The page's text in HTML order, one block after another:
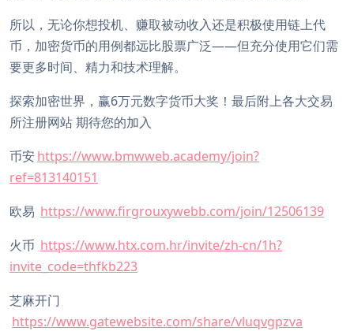
所以，无论你想投机、赚取被动收入还是积极使用链上代
币，加密货币的用例都远比股票广泛——但充分使用它们需
要更多时间、精力和技术理解。
探索加密世界，赢6万元数字货币大奖！最后附上各大交易
所注册网站 期待您的加入
币安https://www.bmwweb.academy/join?
ref=813140151
欧易 https://www.firgrouxywebb.com/join/12506139
火币 https://www.htx.com.hr/invite/zh-cn/1h?
invite_code=thfkb223
芝麻开门
https://www.gatewebsite.com/share/vluqvgpzva